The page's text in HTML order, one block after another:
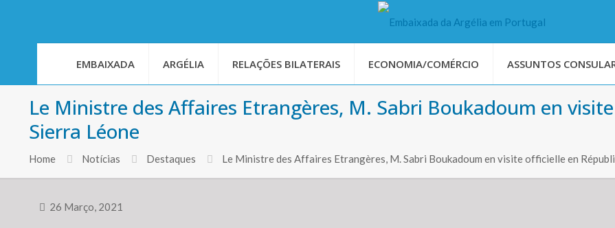
EMBAIXADA ARGÉLIA RELAÇÕES BILATERAIS ECONOMIA/COMÉRCIO ASSUNTOS
Le Ministre des Affaires Etrangères, M. Sabri Boukadoum en
Sierra Léone
Home Notícias Destaques Le Ministre des Affaires Etrangères, M. Sabri Boukadoum en visite officielle en
26 Março, 2021